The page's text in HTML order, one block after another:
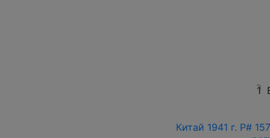
1
Китай 1941 г. P#